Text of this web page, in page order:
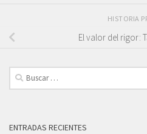
HISTORIA
El valor del rigor:
Buscar:
ENTRADAS RECIENTES